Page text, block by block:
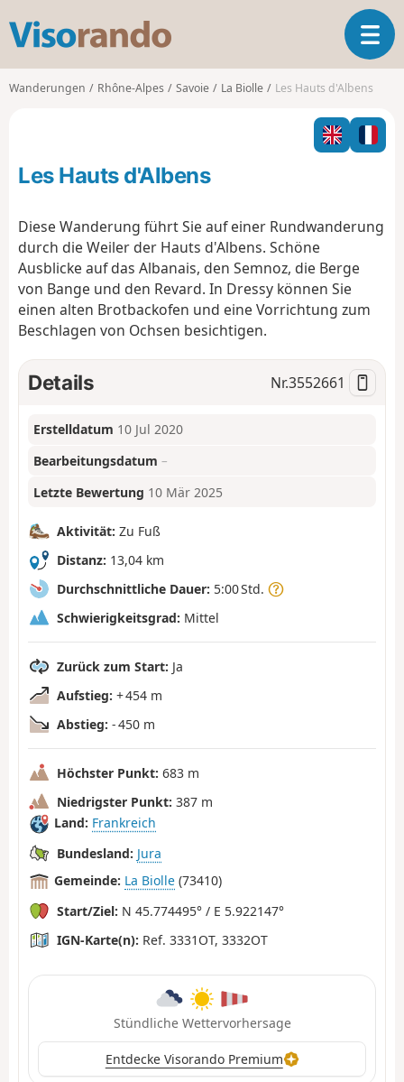
s
o
o
T
o
l
n
g
o
Wanderungen Rhône-Alpes Savoie La Biolle Les Hauts d'Albens
Les Hauts d'Albens
Diese Wanderung führt Sie auf einer Rundwanderung
durch die Weiler der Hauts d'Albens. Schöne
Ausblicke auf das Albanais, den Semnoz, die Berge
von Bange und den Revard. In Dressy können Sie
einen alten Brotbackofen und eine Vorrichtung zum
Beschlagen von Ochsen besichtigen.
Details Nr.3552661
Erstelldatum 10 Jul 2020
Bearbeitungsdatum –
Letzte Bewertung 10 Mär 2025
Aktivität: Zu Fuß
Distanz: 13,04 km
Durchschnittliche Dauer: 5:00 Std.
Schwierigkeitsgrad: Mittel
Zurück zum Start: Ja
Aufstieg: + 454 m
Abstieg: - 450 m
Höchster Punkt: 683 m
Niedrigster Punkt: 387 m
Land: Frankreich
Bundesland: Jura
Gemeinde: La Biolle (73410)
Start/Ziel: N 45.774495° / E 5.922147°
IGN-Karte(n): Ref. 3331OT, 3332OT
Stündliche Wettervorhersage
Entdecke Visorando Premium